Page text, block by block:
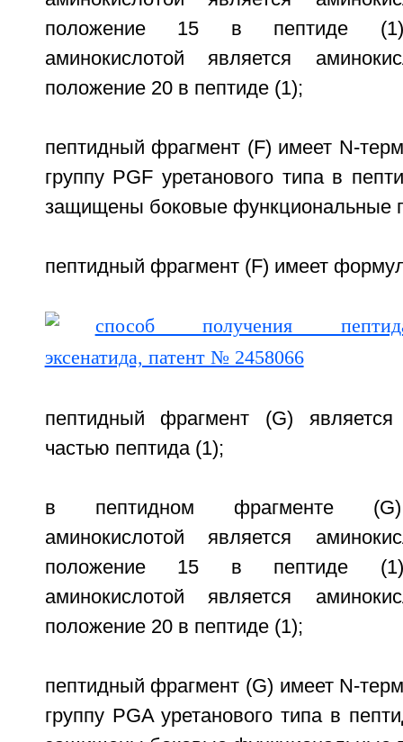
положение 15 в пептиде (1),
аминокислотой является
положение 20 в пептиде (1);
пептидный фрагмент (F) имеет N-
группу PGF уретанового типа в
защищены боковые функциональные
пептидный фрагмент (F) имеет
пептидный фрагмент (G) является
частью пептида (1);
в пептидном фрагменте (G)
аминокислотой является
положение 15 в пептиде (1),
аминокислотой является
положение 20 в пептиде (1);
пептидный фрагмент (G) имеет N-
группу PGA уретанового типа в